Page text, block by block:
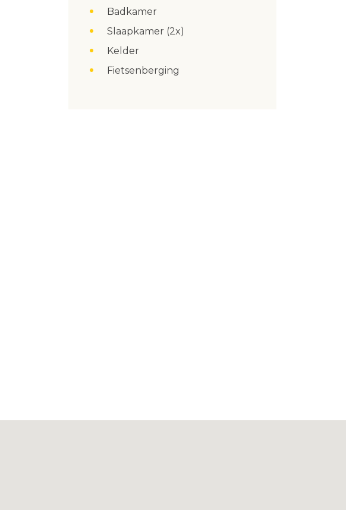
Badkamer
Slaapkamer (2x)
Kelder
Fietsenberging